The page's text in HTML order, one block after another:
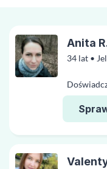
34 lat •
Anita